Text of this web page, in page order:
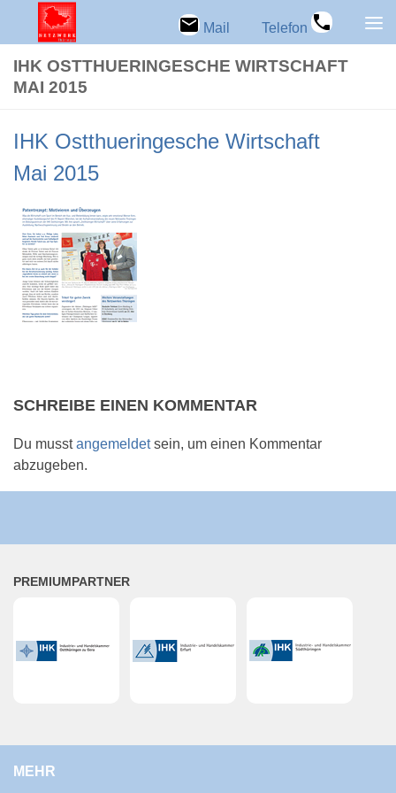
Zum Inhalt springen Mail Telefon
IHK OST­THUE­RIN­GE­SCHE WIRT­SCHAFT
MAI 2015
IHK Ost­thue­rin­ge­sche Wirt­schaft
Mai 2015
SCHREIBE EINEN KOMMENTAR
Du musstangemeldetsein, um einen Kommentar
abzugeben.
PRE­MI­UM­PART­NER
MEHR